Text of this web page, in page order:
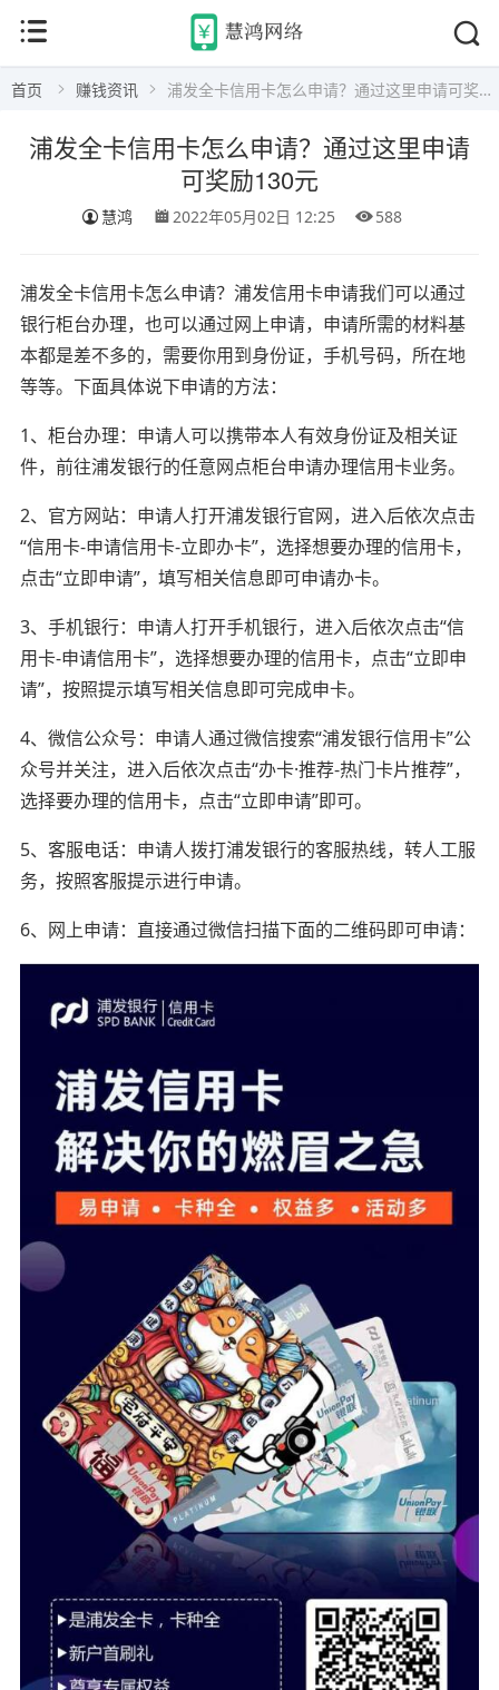
首页 赚钱资讯 浦发全卡信用卡怎么申请？通过这里申请可奖励130元
浦发全卡信用卡怎么申请？通过这里申请
可奖励130元
慧鸿 2022年05月02日 12:25 588
浦发全卡信用卡怎么申请？浦发信用卡申请我们可以通过
银行柜台办理，也可以通过网上申请，申请所需的材料基
本都是差不多的，需要你用到身份证，手机号码，所在地
等等。下面具体说下申请的方法：
1、柜台办理：申请人可以携带本人有效身份证及相关证
件，前往浦发银行的任意网点柜台申请办理信用卡业务。
2、官方网站：申请人打开浦发银行官网，进入后依次点击
“信用卡-申请信用卡-立即办卡”，选择想要办理的信用卡，
点击“立即申请”，填写相关信息即可申请办卡。
3、手机银行：申请人打开手机银行，进入后依次点击“信
用卡-申请信用卡”，选择想要办理的信用卡，点击“立即申
请”，按照提示填写相关信息即可完成申卡。
4、微信公众号：申请人通过微信搜索“浦发银行信用卡”公
众号并关注，进入后依次点击“办卡·推荐-热门卡片推荐”，
选择要办理的信用卡，点击“立即申请”即可。
5、客服电话：申请人拨打浦发银行的客服热线，转人工服
务，按照客服提示进行申请。
6、网上申请：直接通过微信扫描下面的二维码即可申请：